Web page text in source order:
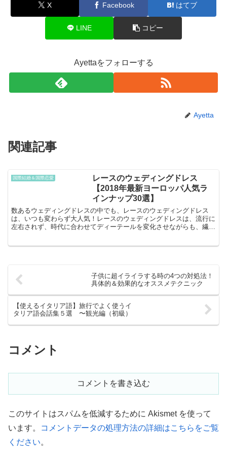
X Facebook はてブ
LINE コピー
Ayettaをフォローする
Ayetta
関連記事
国際結婚＆国際恋愛
レースのウェディングドレス
【2018年最新ヨーロッパ人気ラ
インナップ30選】
数あるウェディングドレスの中でも、レースのウェディングドレス
は、いつも変わらず大人気！レースのウェディングドレスは、流行に
左右されず、時代に合わせてディーテールを変化させながらも、繊細
子供に超イライラする時の4つの対処法！
具体的＆効果的なオススメテクニック
【使えるイタリア語】旅行でよく使うイ
タリア語会話集５選 〜観光編（初級）
コメント
コメントを書き込む
このサイトはスパムを低減するために Akismet を使って
います。
コメントデータの処理方法の詳細はこちらをご覧
ください。